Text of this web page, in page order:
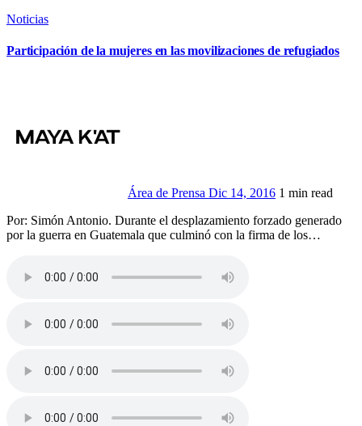
Noticias
Participación de la mujeres en las movilizaciones de refugiados
Área de Prensa Dic 14, 2016 1 min read
Por: Simón Antonio. Durante el desplazamiento forzado generado
por la guerra en Guatemala que culminó con la firma de los…